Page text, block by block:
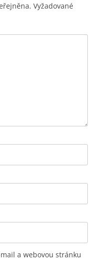
Vyžadované
a webovou stránku